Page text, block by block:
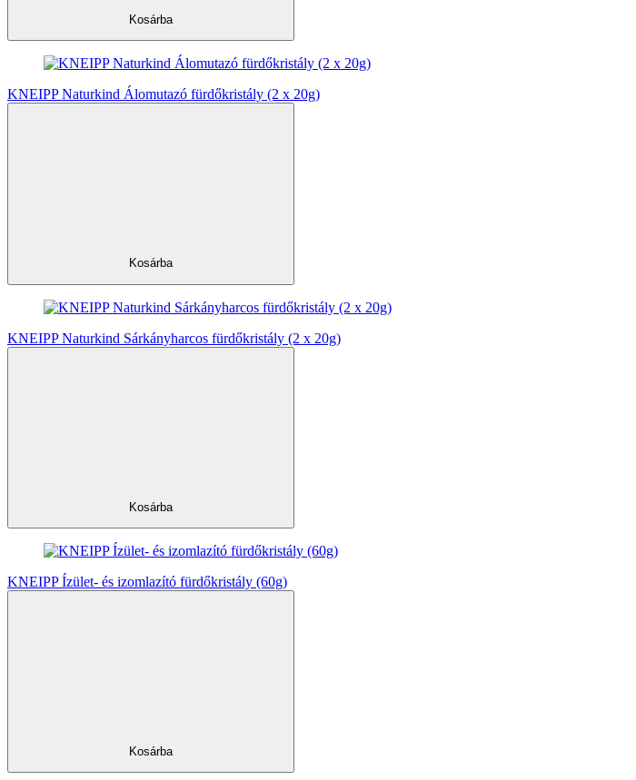
Kosárba
KNEIPP Naturkind Álomutazó fürdőkristály (2 x 20g)
Kosárba
KNEIPP Naturkind Sárkányharcos fürdőkristály (2 x 20g)
Kosárba
KNEIPP Ízület- és izomlazító fürdőkristály (60g)
Kosárba